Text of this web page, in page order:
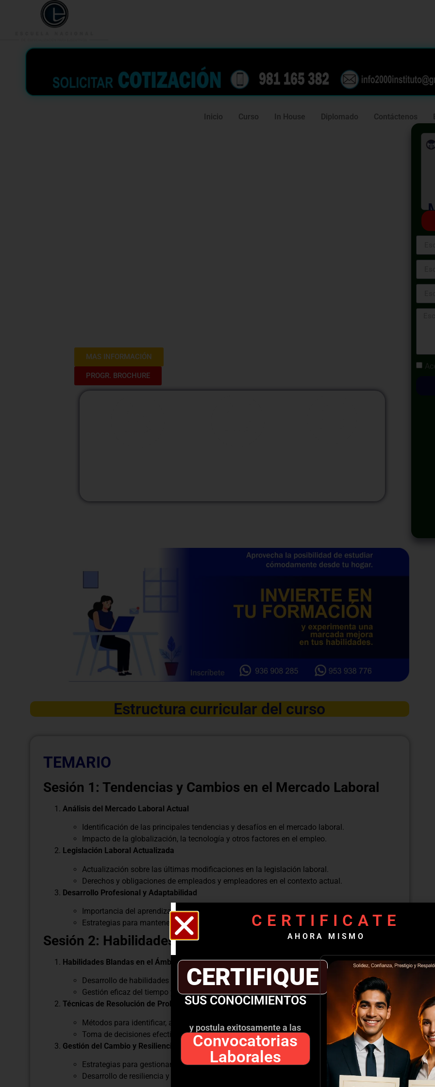
Inicio Curso In House Diplomado Contáctenos
MAS INFORMACIÓN
PROGR. BROCHURE
Estructura curricular del curso
TEMARIO
Sesión 1: Tendencias y Cambios en el Mercado Laboral
Análisis del Mercado Laboral Actual
Identificación de las principales tendencias y desafíos en el mercado laboral.
Impacto de la globalización, la tecnología y otros factores en el empleo.
Legislación Laboral Actualizada
Actualización sobre las últimas modificaciones en la legislación laboral.
Derechos y obligaciones de empleados y empleadores en el contexto actual.
Desarrollo Profesional y Adaptabilidad
Importancia del aprendizaje continuo y la adaptabilidad en el entorno laboral actual.
Estrategias para mantenerse actualizado y mejorar las habilidades profesionales.
Sesión 2: Habilidades para el Éxito Laboral
Habilidades Blandas en el Ámbito Laboral
Desarrollo de habilidades de comunicación, trabajo en equipo y liderazgo.
Gestión eficaz del tiempo y del estrés en el trabajo.
Técnicas de Resolución de Problemas y Toma de Decisiones
Métodos para identificar, analizar y resolver problemas en el entorno laboral.
Toma de decisiones efectivas basadas en datos y análisis.
Gestión del Cambio y Resiliencia Laboral
Estrategias para gestionar el cambio y la incertidumbre en el trabajo.
Desarrollo de resiliencia y capacidad de adaptación ante situaciones difíciles.
CERTIFICATE
AHORA MISMO
CERTIFIQUE
SUS CONOCIMIENTOS
y postula exitosamente a las
Convocatorias
Laborales